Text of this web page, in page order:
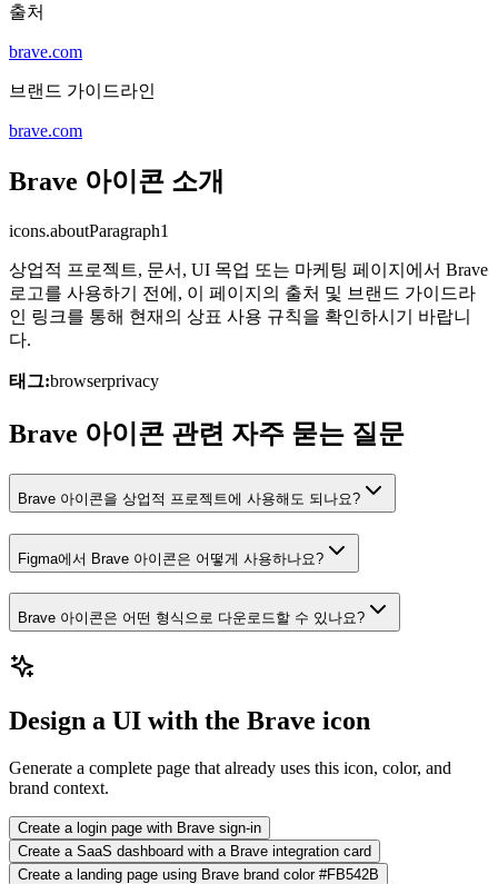
출처
brave.com
브랜드 가이드라인
brave.com
Brave 아이콘 소개
icons.aboutParagraph1
상업적 프로젝트, 문서, UI 목업 또는 마케팅 페이지에서 Brave
로고를 사용하기 전에, 이 페이지의 출처 및 브랜드 가이드라
인 링크를 통해 현재의 상표 사용 규칙을 확인하시기 바랍니
다.
태그:browserprivacy
Brave 아이콘 관련 자주 묻는 질문
Brave 아이콘을 상업적 프로젝트에 사용해도 되나요?
Figma에서 Brave 아이콘은 어떻게 사용하나요?
Brave 아이콘은 어떤 형식으로 다운로드할 수 있나요?
Design a UI with the Brave icon
Generate a complete page that already uses this icon, color, and
brand context.
Create a login page with Brave sign-in
Create a SaaS dashboard with a Brave integration card
Create a landing page using Brave brand color #FB542B